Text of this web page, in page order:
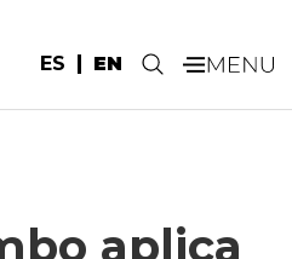
ES EN .
aplica